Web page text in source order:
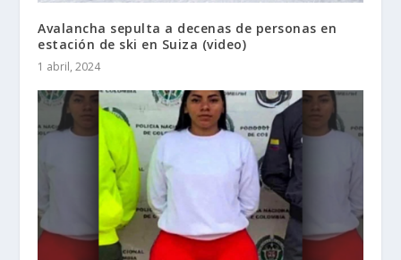
Avalancha sepulta a decenas de personas en
estación de ski en Suiza (video)
1 abril, 2024